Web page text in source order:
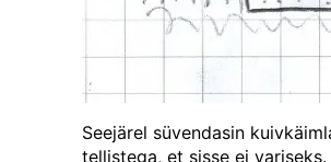
Seejärel süvendasin
tellistega, et sisse ei